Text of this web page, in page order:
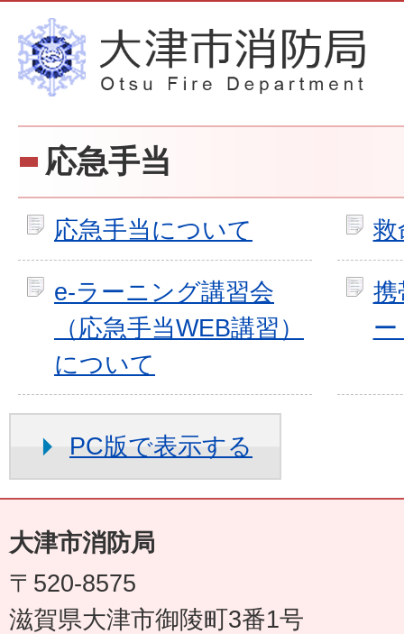
応急手当
応急手当について 救
e-ラーニング講習会
（応急手当WEB講習）
について
携
PC版で表示する
大津市消防局
〒520-8575
滋賀県大津市御陵町3番1号